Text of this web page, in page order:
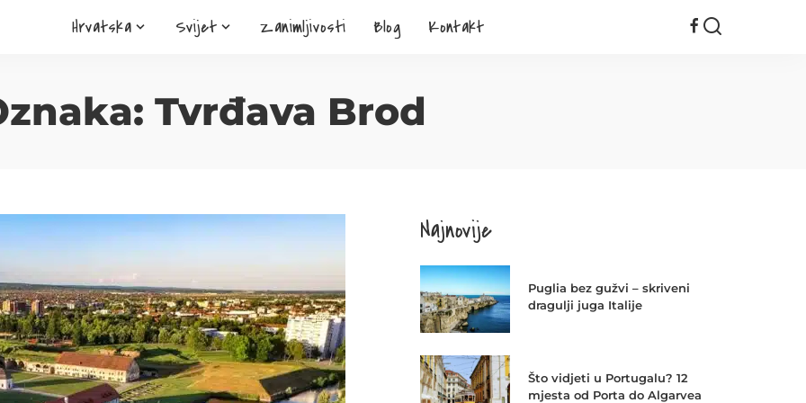
Hrvatska Svijet Zanimljivosti Blog Kontakt
Tvrđava Brod
Najnovije
Puglia bez gužvi – skriveni
dragulji juga Italije
Što vidjeti u Portugalu? 12
mjesta od Porta do Algarvea